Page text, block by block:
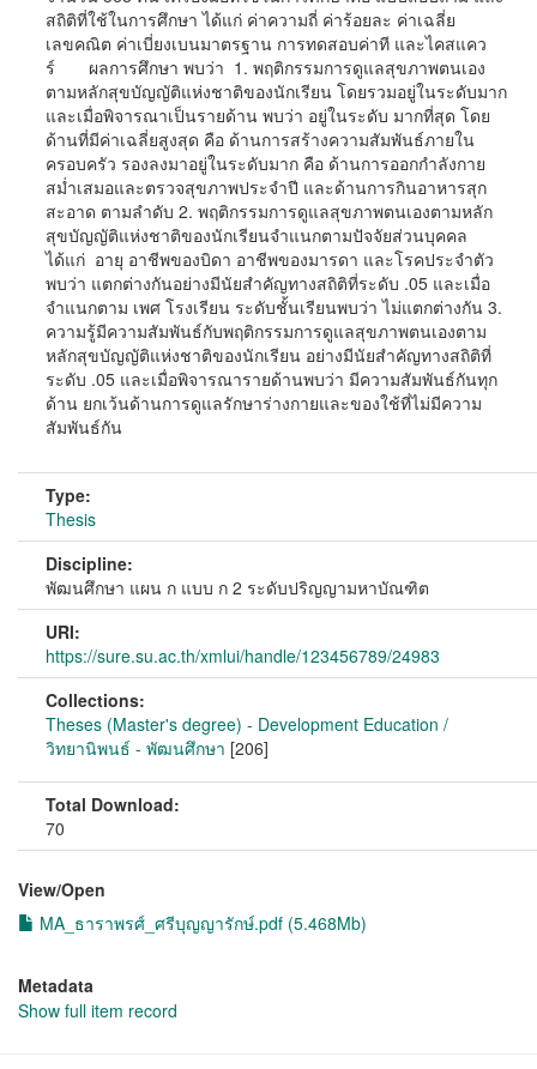
สถิติที่ใช้ในการศึกษา ได้แก่ ค่าความถี่ ค่าร้อยละ ค่าเฉลี่ย
เลขคณิต ค่าเบี่ยงเบนมาตรฐาน การทดสอบค่าที และไคสแคว
ร์ ผลการศึกษา พบว่า 1. พฤติกรรมการดูแลสุขภาพตนเอง
ตามหลักสุขบัญญัติแห่งชาติของนักเรียน โดยรวมอยู่ในระดับมาก
และเมื่อพิจารณาเป็นรายด้าน พบว่า อยู่ในระดับ มากที่สุด โดย
ด้านที่มีค่าเฉลี่ยสูงสุด คือ ด้านการสร้างความสัมพันธ์ภายใน
ครอบครัว รองลงมาอยู่ในระดับมาก คือ ด้านการออกกำลังกาย
สม่ำเสมอและตรวจสุขภาพประจำปี และด้านการกินอาหารสุก
สะอาด ตามลำดับ 2. พฤติกรรมการดูแลสุขภาพตนเองตามหลัก
สุขบัญญัติแห่งชาติของนักเรียนจำแนกตามปัจจัยส่วนบุคคล
ได้แก่ อายุ อาชีพของบิดา อาชีพของมารดา และโรคประจำตัว
พบว่า แตกต่างกันอย่างมีนัยสำคัญทางสถิติที่ระดับ .05 และเมื่อ
จำแนกตาม เพศ โรงเรียน ระดับชั้นเรียนพบว่า ไม่แตกต่างกัน 3.
ความรู้มีความสัมพันธ์กับพฤติกรรมการดูแลสุขภาพตนเองตาม
หลักสุขบัญญัติแห่งชาติของนักเรียน อย่างมีนัยสำคัญทางสถิติที่
ระดับ .05 และเมื่อพิจารณารายด้านพบว่า มีความสัมพันธ์กันทุก
ด้าน ยกเว้นด้านการดูแลรักษาร่างกายและของใช้ที่ไม่มีความ
สัมพันธ์กัน
Type:
Thesis
Discipline:
พัฒนศึกษา แผน ก แบบ ก 2 ระดับปริญญามหาบัณฑิต
URI:
https://sure.su.ac.th/xmlui/handle/123456789/24983
Collections:
Theses (Master's degree) - Development Education /
วิทยานิพนธ์ - พัฒนศึกษา [206]
Total Download:
70
View/Open
MA_ธาราพรศ์_ศรีบุญญารักษ์.pdf (5.468Mb)
Metadata
Show full item record